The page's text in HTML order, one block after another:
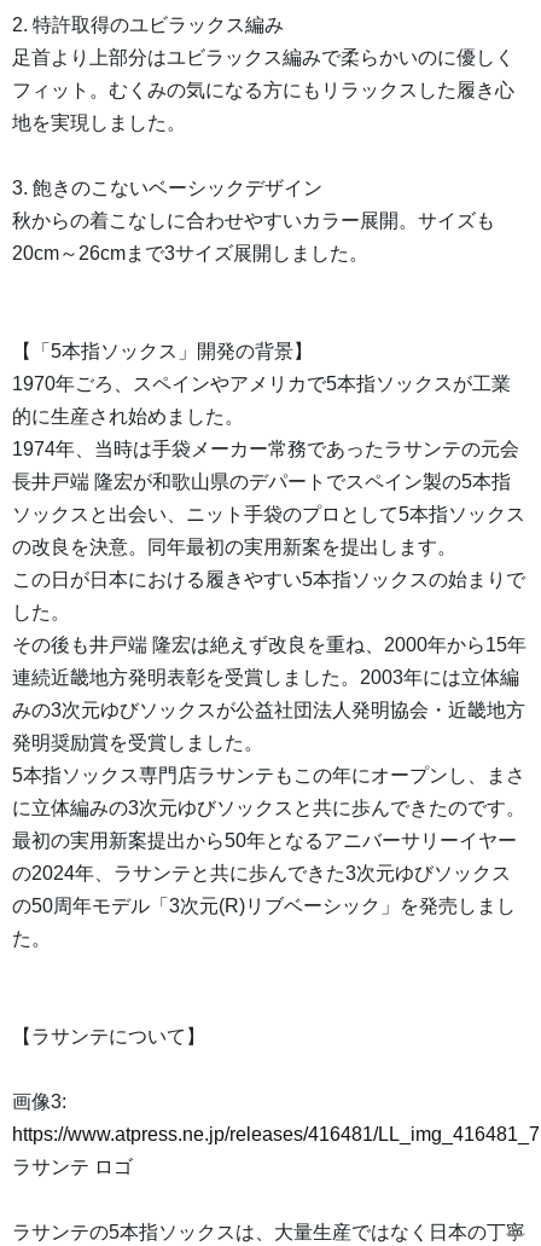
2. 特許取得のユビラックス編み
足首より上部分はユビラックス編みで柔らかいのに優しく
フィット。むくみの気になる方にもリラックスした履き心
地を実現しました。
3. 飽きのこないベーシックデザイン
秋からの着こなしに合わせやすいカラー展開。サイズも
20cm～26cmまで3サイズ展開しました。
【「5本指ソックス」開発の背景】
1970年ごろ、スペインやアメリカで5本指ソックスが工業
的に生産され始めました。
1974年、当時は手袋メーカー常務であったラサンテの元会
長井戸端 隆宏が和歌山県のデパートでスペイン製の5本指
ソックスと出会い、ニット手袋のプロとして5本指ソックス
の改良を決意。同年最初の実用新案を提出します。
この日が日本における履きやすい5本指ソックスの始まりで
した。
その後も井戸端 隆宏は絶えず改良を重ね、2000年から15年
連続近畿地方発明表彰を受賞しました。2003年には立体編
みの3次元ゆびソックスが公益社団法人発明協会・近畿地方
発明奨励賞を受賞しました。
5本指ソックス専門店ラサンテもこの年にオープンし、まさ
に立体編みの3次元ゆびソックスと共に歩んできたのです。
最初の実用新案提出から50年となるアニバーサリーイヤー
の2024年、ラサンテと共に歩んできた3次元ゆびソックス
の50周年モデル「3次元(R)リブベーシック」を発売しまし
た。
【ラサンテについて】
画像3:
https://www.atpress.ne.jp/releases/416481/
ラサンテ ロゴ
ラサンテの5本指ソックスは、大量生産ではなく日本の丁寧